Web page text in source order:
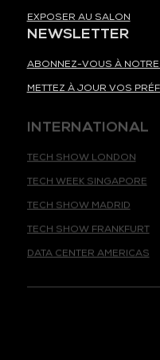
EXPOSER AU SALON
NEWSLETTER
ABONNEZ-VOUS À NOTRE
METTEZ À JOUR VOS
TECH WEEK SINGAPORE
TECH SHOW MADRID
TECH SHOW FRANKFURT
DATA CENTER AMERICAS